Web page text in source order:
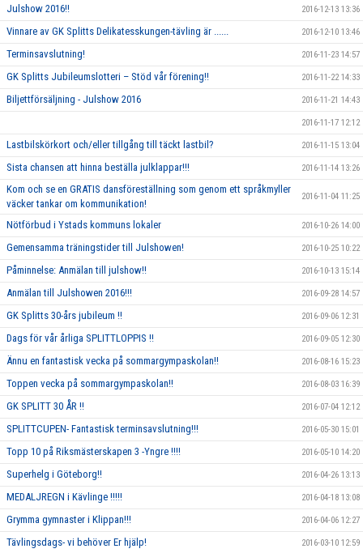
Julshow 2016!! 2016-12-13 13:36
Vinnare av GK Splitts Delikatesskungen-tävling är ...... 2016-12-10 13:46
Terminsavslutning! 2016-11-23 14:57
GK Splitts Jubileumslotteri – Stöd vår förening!! 2016-11-22 14:33
Biljettförsäljning - Julshow 2016 2016-11-21 14:43
2016-11-17 12:12
Lastbilskörkort och/eller tillgång till täckt lastbil? 2016-11-15 13:04
Sista chansen att hinna beställa julklappar!!! 2016-11-14 13:26
Kom och se en GRATIS dansföreställning som genom ett språkmyller
väcker tankar om kommunikation!
2016-11-04 11:25
Nötförbud i Ystads kommuns lokaler 2016-10-26 14:00
Gemensamma träningstider till Julshowen! 2016-10-25 10:22
Påminnelse: Anmälan till julshow!! 2016-10-13 15:14
Anmälan till Julshowen 2016!!! 2016-09-28 14:57
GK Splitts 30-års jubileum !! 2016-09-06 12:31
Dags för vår årliga SPLITTLOPPIS !! 2016-09-05 12:30
Ännu en fantastisk vecka på sommargympaskolan!! 2016-08-16 15:23
Toppen vecka på sommargympaskolan!! 2016-08-03 16:39
GK SPLITT 30 ÅR !! 2016-07-04 12:12
SPLITTCUPEN- Fantastisk terminsavslutning!!! 2016-05-30 15:01
Topp 10 på Riksmästerskapen 3 -Yngre !!!! 2016-05-10 14:20
Superhelg i Göteborg!! 2016-04-26 13:13
MEDALJREGN i Kävlinge !!!!! 2016-04-18 13:08
Grymma gymnaster i Klippan!!! 2016-04-06 12:27
Tävlingsdags- vi behöver Er hjälp! 2016-03-10 12:59